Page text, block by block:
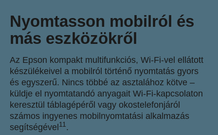
Nyomtasson mobilról és
más eszközökről
Az Epson kompakt multifunkciós, Wi-Fi-vel ellátott
készülékeivel a mobilról történő nyomtatás gyors
és egyszerű. Nincs többé az asztalához kötve –
küldje el nyomtatandó anyagait Wi-Fi-kapcsolaton
keresztül táblagépéről vagy okostelefonjáról
számos ingyenes mobilnyomtatási alkalmazás
segítségével 11.